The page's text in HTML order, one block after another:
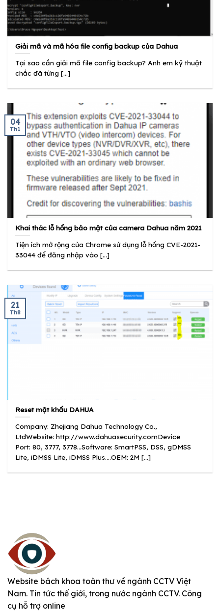
Giải mã và mã hóa file config backup của Dahua
Tại sao cần giải mã file config backup? Anh em kỹ thuật
chắc đã từng [...]
Khai thác lỗ hổng bảo mật của camera Dahua năm 2021
Tiện ích mở rộng của Chrome sử dụng lỗ hổng CVE-2021-
33044 để đăng nhập vào [...]
04
Th1
Reset mật khẩu DAHUA
Company: Zhejiang Dahua Technology Co.,
LtdWebsite: http://www.dahuasecurity.comDevice
Port: 80, 3777, 3778…Software: SmartPSS, DSS, gDMSS
Lite, iDMSS Lite, iDMSS Plus….OEM: 2M [...]
21
Th8
Website bách khoa toàn thư về ngành CCTV Việt
Nam. Tin tức thế giới, trong nước ngành CCTV. Công
cụ hỗ trợ online